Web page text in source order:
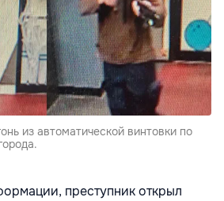
из автоматической винтовки по
преступник открыл